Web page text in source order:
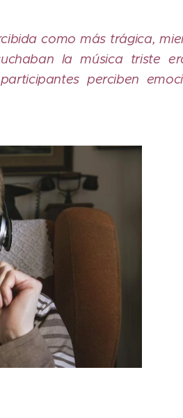
como más trágica,
la música triste
perciben